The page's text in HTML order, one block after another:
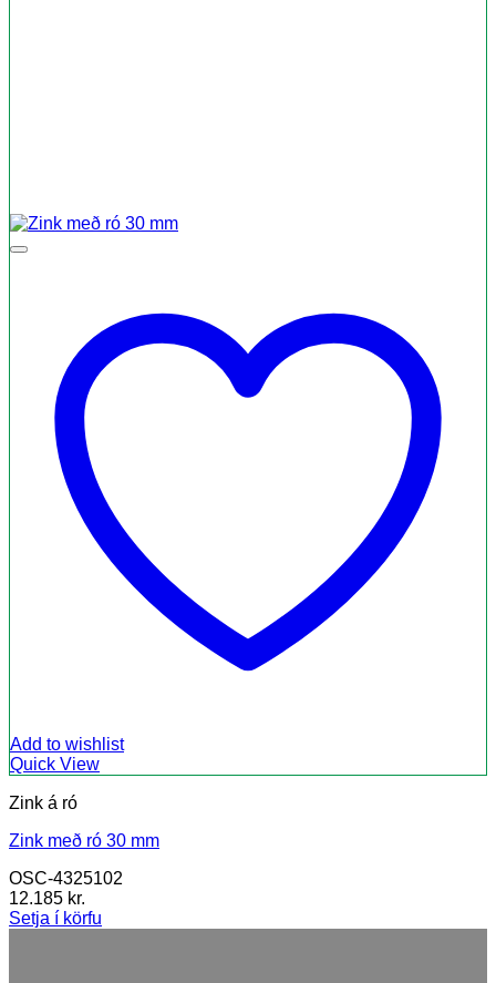
Add to wishlist
Quick View
Zink á ró
Zink með ró 30 mm
OSC-4325102
12.185 kr.
Setja í körfu